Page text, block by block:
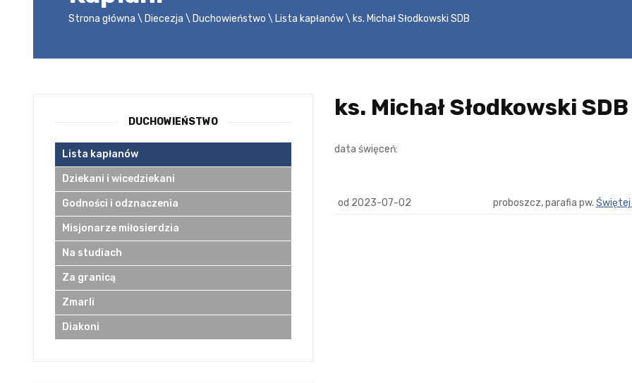
Strona główna Diecezja Duchowieństwo Lista kapłanów ks. Michał Słodkowski SDB
ks. Michał Słodkowski SDB
data święceń:
od 2023-07-02 proboszcz, parafia pw. Świętej
DUCHOWIEŃSTWO
Lista kapłanów
Dziekani i wicedziekani
Godności i odznaczenia
Misjonarze miłosierdzia
Na studiach
Za granicą
Zmarli
Diakoni